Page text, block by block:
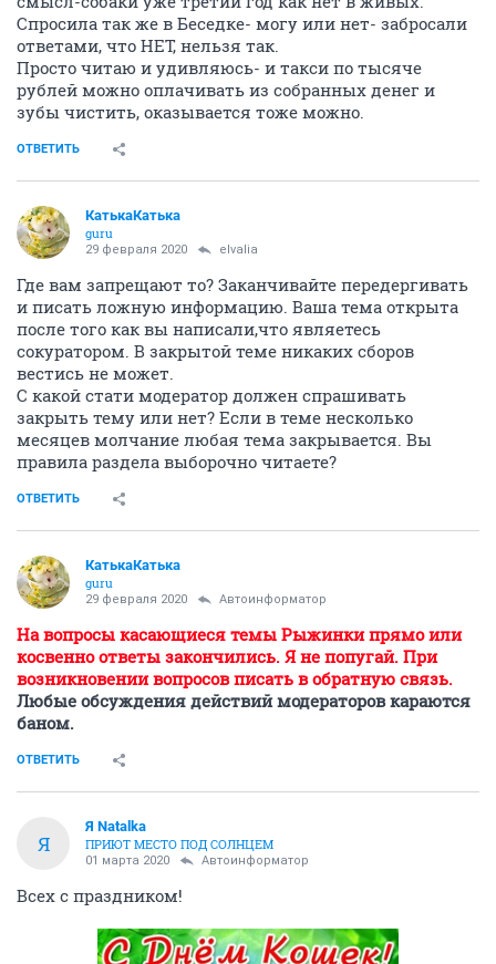
Спросила так же в Беседке- могу или нет- забросали
ответами, что НЕТ, нельзя так.
Просто читаю и удивляюсь- и такси по тысяче
рублей можно оплачивать из собранных денег и
зубы чистить, оказывается тоже можно.
ОТВЕТИТЬ
КатькаКатька
guru
29 февраля 2020 elvalia
Где вам запрещают то? Заканчивайте передергивать
и писать ложную информацию. Ваша тема открыта
после того как вы написали,что являетесь
сокуратором. В закрытой теме никаких сборов
вестись не может.
С какой стати модератор должен спрашивать
закрыть тему или нет? Если в теме несколько
месяцев молчание любая тема закрывается. Вы
правила раздела выборочно читаете?
ОТВЕТИТЬ
КатькаКатька
guru
29 февраля 2020 Автоинформатор
На вопросы касающиеся темы Рыжинки прямо или
косвенно ответы закончились. Я не попугай. При
возникновении вопросов писать в обратную связь.
Любые обсуждения действий модераторов караются
баном.
ОТВЕТИТЬ
Я
Я Natalka
ПРИЮТ МЕСТО ПОД СОЛНЦЕМ
01 марта 2020 Автоинформатор
Всех с праздником!